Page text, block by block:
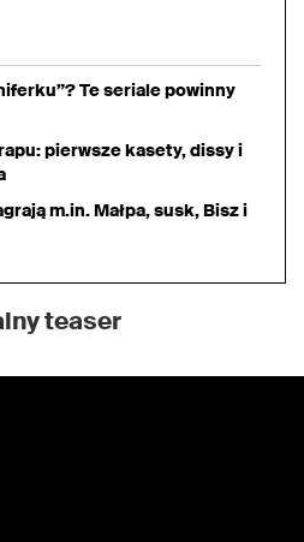
Te seriale powinny
pierwsze kasety, dissy i
m.in. Małpa, susk, Bisz i
teaser